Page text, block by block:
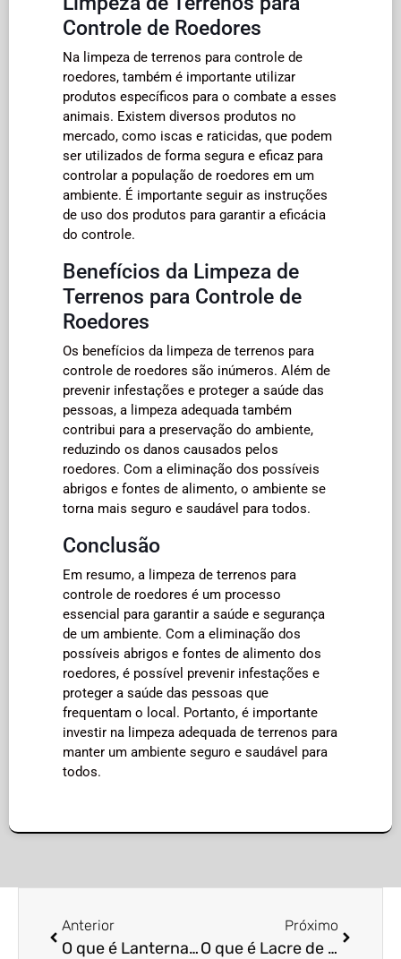
Controle de Roedores
Na limpeza de terrenos para controle de
roedores, também é importante utilizar
produtos específicos para o combate a esses
animais. Existem diversos produtos no
mercado, como iscas e raticidas, que podem
ser utilizados de forma segura e eficaz para
controlar a população de roedores em um
ambiente. É importante seguir as instruções
de uso dos produtos para garantir a eficácia
do controle.
Benefícios da Limpeza de
Terrenos para Controle de
Roedores
Os benefícios da limpeza de terrenos para
controle de roedores são inúmeros. Além de
prevenir infestações e proteger a saúde das
pessoas, a limpeza adequada também
contribui para a preservação do ambiente,
reduzindo os danos causados pelos
roedores. Com a eliminação dos possíveis
abrigos e fontes de alimento, o ambiente se
torna mais seguro e saudável para todos.
Conclusão
Em resumo, a limpeza de terrenos para
controle de roedores é um processo
essencial para garantir a saúde e segurança
de um ambiente. Com a eliminação dos
possíveis abrigos e fontes de alimento dos
roedores, é possível prevenir infestações e
proteger a saúde das pessoas que
frequentam o local. Portanto, é importante
investir na limpeza adequada de terrenos para
manter um ambiente seguro e saudável para
todos.
Anterior
O que é Lanterna UV para Inspeção de Infestações em Ambientes Escuros?
Próximo
O que é Lacre de Segurança para Proteção de Medicamentos?